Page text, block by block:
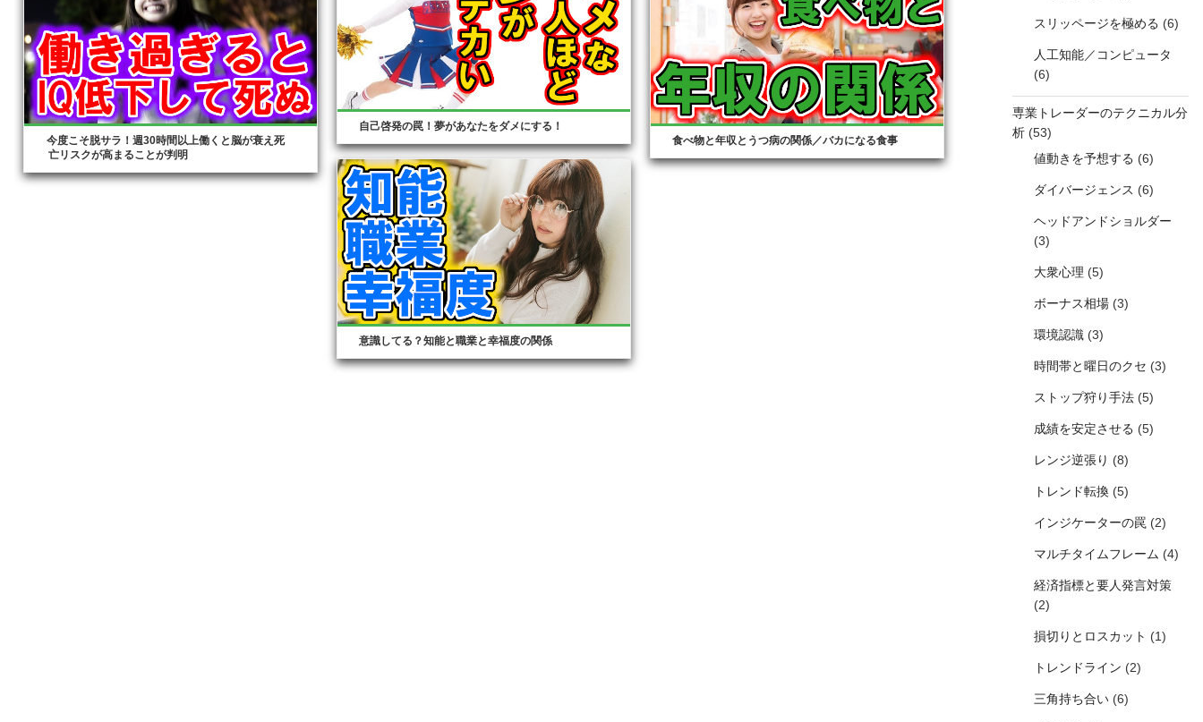
自己啓発の罠！夢があなたをダメにする！
今度こそ脱サラ！週30時間以上働くと脳が衰え死
亡リスクが高まることが判明
食べ物と年収とうつ病の関係／バカになる食事
意識してる？知能と職業と幸福度の関係
スリッページを極める (6)
人工知能／コンピュータ
(6)
専業トレーダーのテクニカル分
析 (53)
値動きを予想する (6)
ダイバージェンス (6)
ヘッドアンドショルダー
(3)
大衆心理 (5)
ボーナス相場 (3)
環境認識 (3)
時間帯と曜日のクセ (3)
ストップ狩り手法 (5)
成績を安定させる (5)
レンジ逆張り (8)
トレンド転換 (5)
インジケーターの罠 (2)
マルチタイムフレーム (4)
経済指標と要人発言対策
(2)
損切りとロスカット (1)
トレンドライン (2)
三角持ち合い (6)